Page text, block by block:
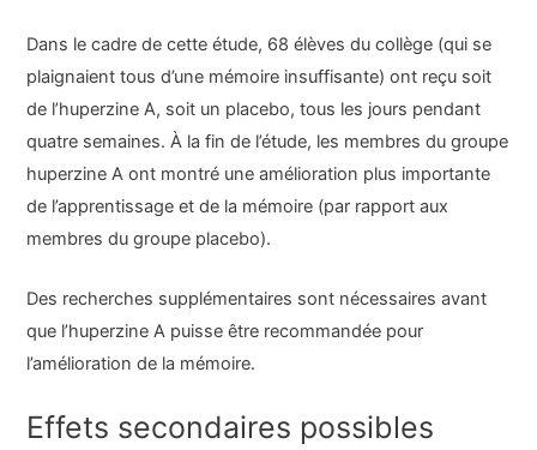
Dans le cadre de cette étude, 68 élèves du collège (qui se
plaignaient tous d’une mémoire insuffisante) ont reçu soit
de l’huperzine A, soit un placebo, tous les jours pendant
quatre semaines. À la fin de l’étude, les membres du groupe
huperzine A ont montré une amélioration plus importante
de l’apprentissage et de la mémoire (par rapport aux
membres du groupe placebo).
Des recherches supplémentaires sont nécessaires avant
que l’huperzine A puisse être recommandée pour
l’amélioration de la mémoire.
Effets secondaires possibles